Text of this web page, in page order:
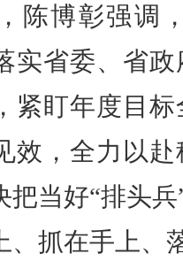
陈博彰强调
实省委、省
紧盯年度目
效，全力以
把当好“排头
、抓在手上、